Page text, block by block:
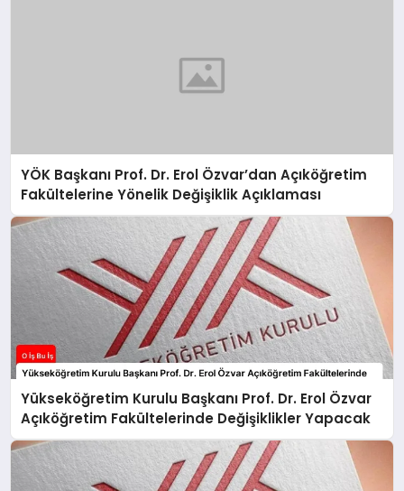
YÖK Başkanı Prof. Dr. Erol Özvar’dan Açıköğretim
Fakültelerine Yönelik Değişiklik Açıklaması
Yükseköğretim Kurulu Başkanı Prof. Dr. Erol Özvar
Açıköğretim Fakültelerinde Değişiklikler Yapacak